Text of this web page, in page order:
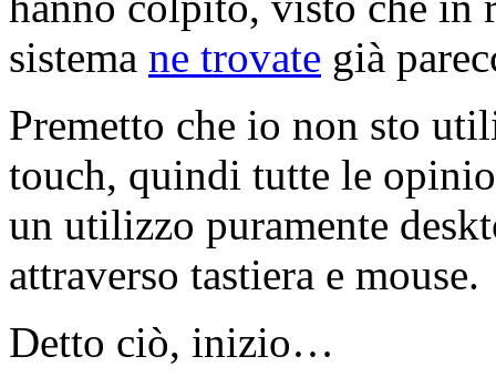
sistema ne trovate già
Premetto che io non sto
touch, quindi tutte le
un utilizzo puramente
attraverso tastiera e mouse.
Detto ciò, inizio…